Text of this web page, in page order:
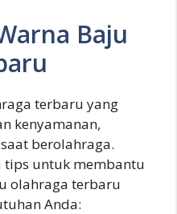
Baju
terbaru yang
kenyamanan,
berolahraga.
tips untuk membantu
olahraga terbaru
Anda: